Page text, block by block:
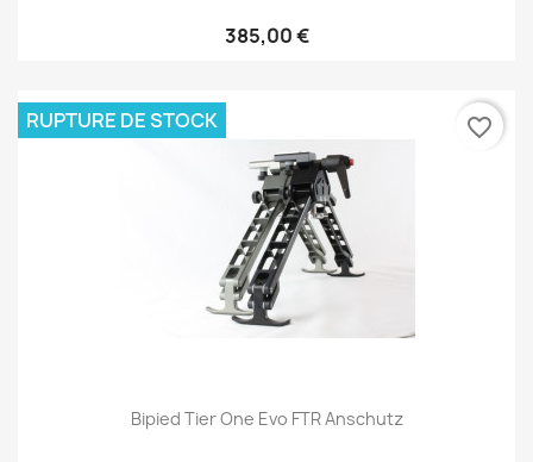
385,00 €
Bipied Tier One Evo FTR Anschutz
RUPTURE DE STOCK favorite_border